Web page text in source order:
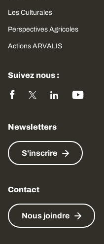
Les Culturales
Perspectives Agricoles
Actions ARVALIS
Suivez nous :
Newsletters
S'inscrire
Contact
Nous joindre